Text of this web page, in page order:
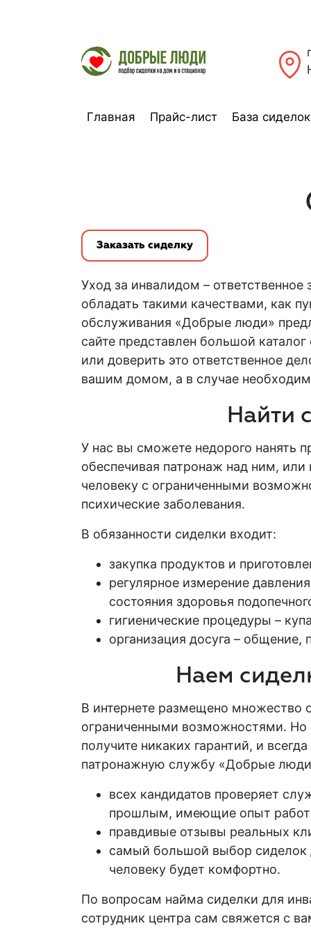
Главная Прайс-лист База сиделок
Заказать сиделку
Уход за инвалидом –
обладать такими качествами, как
обслуживания «Добрые люди»
сайте представлен большой
или доверить это ответственное
вашим домом, а в случае
Найти
У нас вы сможете недорого нанять
обеспечивая патронаж над ним, или
человеку с ограниченными
психические заболевания.
В обязанности сиделки входит:
закупка продуктов и
регулярное измерение
состояния здоровья
гигиенические процедуры –
организация досуга – общение,
Наем
В интернете размещено множество
ограниченными возможностями. Но
получите никаких гарантий, и
патронажную службу «Добрые
всех кандидатов проверяет
прошлым, имеющие опыт
правдивые отзывы реальных
самый большой выбор
человеку будет комфортно.
По вопросам найма сиделки для
сотрудник центра сам свяжется с